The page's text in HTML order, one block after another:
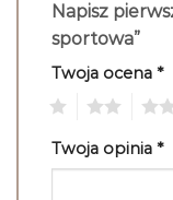
Napisz
sportowa”
Twoja ocena *
Twoja opinia *